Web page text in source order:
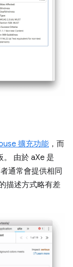
擴充功能 ，而
。 由於 aXe 是
通常會提供相同
描述方式略有差